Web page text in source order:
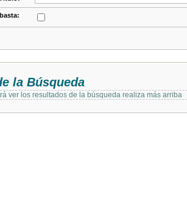
la Búsqueda
ver los resultados de la búsqueda realiza más arriba